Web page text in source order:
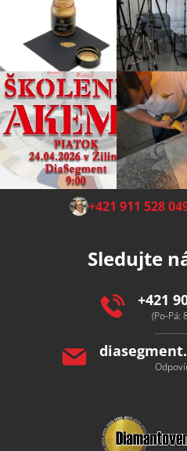
Z +421 911 528
Sledujte
+421
(Po-Pá: